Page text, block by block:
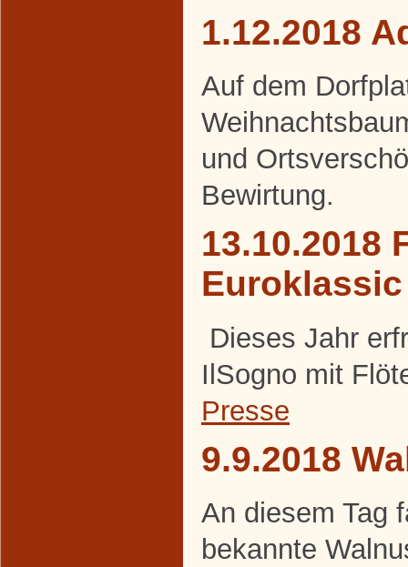
1.12.2018
Auf dem
und
Bewirtung.
13.10.2018
Euroklassic
Dieses Jahr
IlSogno mit
Presse
9.9.2018
An diesem Tag
bekannte